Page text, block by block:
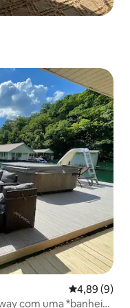
4,89 de uma
4,89 (9)
com uma *banheira